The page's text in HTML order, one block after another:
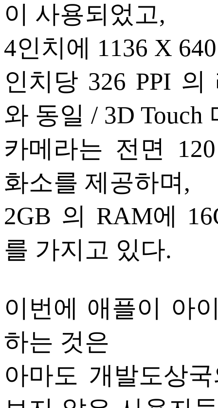
이 사용되었고,
4인치에 1136 X
인치당 326 PPI 의
와 동일 / 3D Touch
카메라는 전면
화소를 제공하며,
2GB 의 RAM에
를 가지고 있다.
이번에 애플이 아
하는 것은
아마도 개발도상